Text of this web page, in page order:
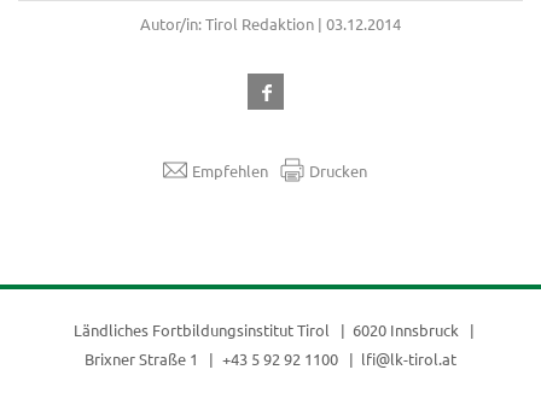
Autor/in: Tirol Redaktion | 03.12.2014
Empfehlen Drucken
Ländliches Fortbildungsinstitut Tirol
6020 Innsbruck
Brixner Straße 1
+43 5 92 92 1100 lfi@lk-tirol.at